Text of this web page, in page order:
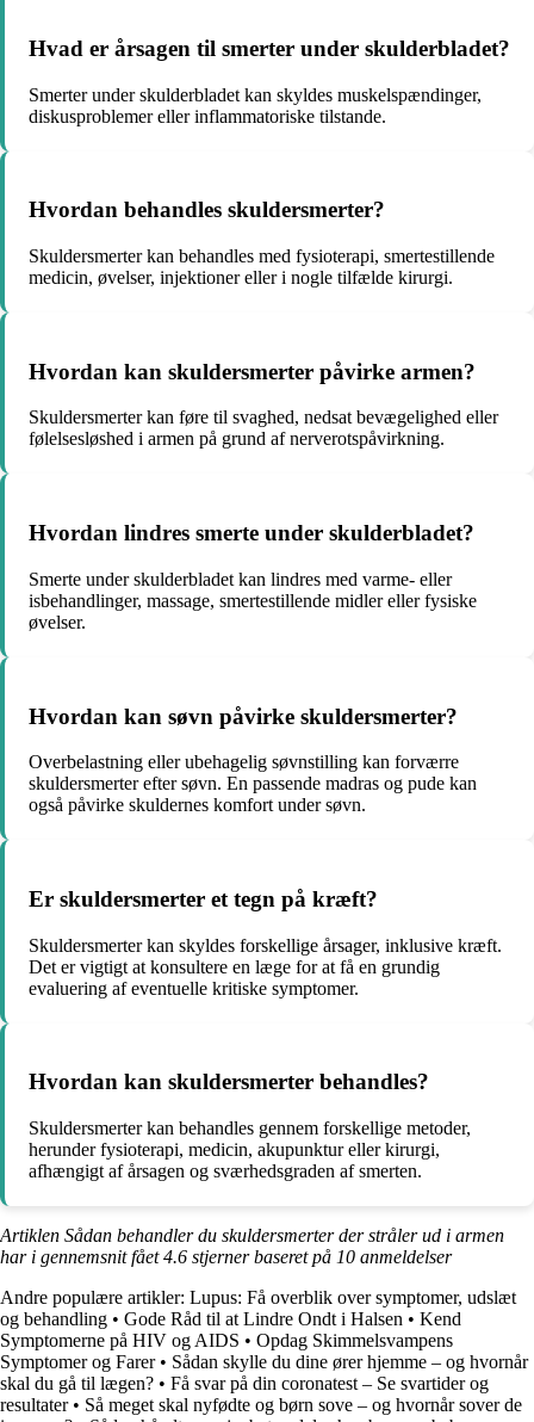
Hvad er årsagen til smerter under skulderbladet?
Smerter under skulderbladet kan skyldes muskelspændinger,
diskusproblemer eller inflammatoriske tilstande.
Hvordan behandles skuldersmerter?
Skuldersmerter kan behandles med fysioterapi, smertestillende
medicin, øvelser, injektioner eller i nogle tilfælde kirurgi.
Hvordan kan skuldersmerter påvirke armen?
Skuldersmerter kan føre til svaghed, nedsat bevægelighed eller
følelsesløshed i armen på grund af nerverotspåvirkning.
Hvordan lindres smerte under skulderbladet?
Smerte under skulderbladet kan lindres med varme- eller
isbehandlinger, massage, smertestillende midler eller fysiske
øvelser.
Hvordan kan søvn påvirke skuldersmerter?
Overbelastning eller ubehagelig søvnstilling kan forværre
skuldersmerter efter søvn. En passende madras og pude kan
også påvirke skuldernes komfort under søvn.
Er skuldersmerter et tegn på kræft?
Skuldersmerter kan skyldes forskellige årsager, inklusive kræft.
Det er vigtigt at konsultere en læge for at få en grundig
evaluering af eventuelle kritiske symptomer.
Hvordan kan skuldersmerter behandles?
Skuldersmerter kan behandles gennem forskellige metoder,
herunder fysioterapi, medicin, akupunktur eller kirurgi,
afhængigt af årsagen og sværhedsgraden af smerten.
Artiklen Sådan behandler du skuldersmerter der stråler ud i armen
har i gennemsnit fået4.6 stjerner baseret på 10 anmeldelser
Andre populære artikler: Lupus: Få overblik over symptomer, udslæt
og behandling • Gode Råd til at Lindre Ondt i Halsen • Kend
Symptomerne på HIV og AIDS • Opdag Skimmelsvampens
Symptomer og Farer• Sådan skylle du dine ører hjemme – og hvornår
skal du gå til lægen? • Få svar på din coronatest – Se svartider og
resultater• Så meget skal nyfødte og børn sove – og hvornår sover de